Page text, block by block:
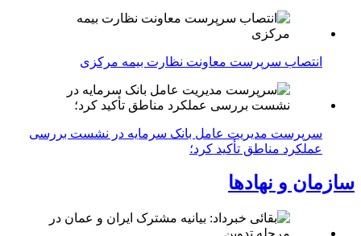
انتصاب سرپرست معاونت نظارت بیمه مرکزی
سرپرست مدیریت عامل بانک سرمایه در نشست بررسی
عملکرد مناطق تأکید کرد؛
سازمان و نهادها